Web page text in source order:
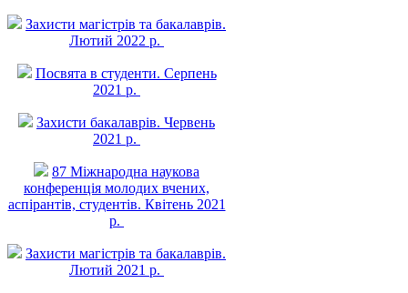
Захисти магістрів та бакалаврів.
Лютий 2022 р.
Посвята в студенти. Серпень
2021 р.
Захисти бакалаврів. Червень
2021 р.
87 Міжнародна наукова
конференція молодих вчених,
аспірантів, студентів. Квітень 2021
р.
Захисти магістрів та бакалаврів.
Лютий 2021 р.